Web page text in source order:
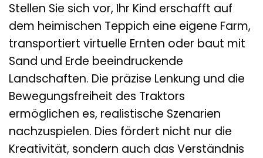
Stellen Sie sich vor, Ihr Kind erschafft auf
dem heimischen Teppich eine eigene Farm,
transportiert virtuelle Ernten oder baut mit
Sand und Erde beeindruckende
Landschaften. Die präzise Lenkung und die
Bewegungsfreiheit des Traktors
ermöglichen es, realistische Szenarien
nachzuspielen. Dies fördert nicht nur die
Kreativität, sondern auch das Verständnis